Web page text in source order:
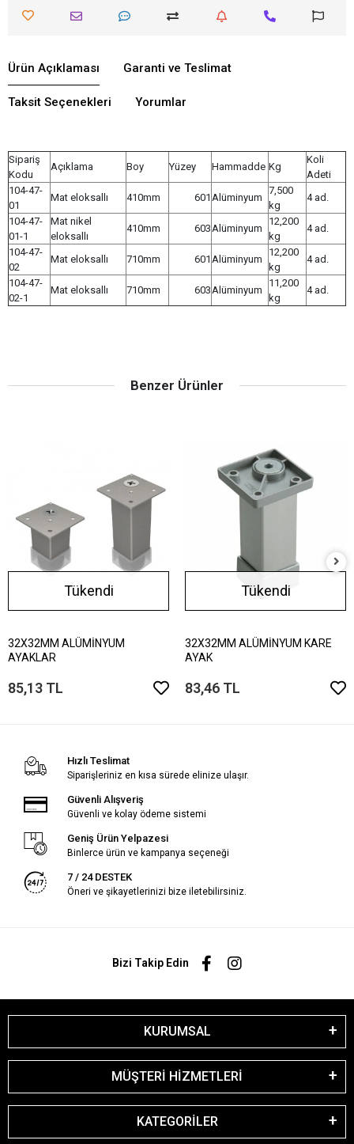
Ürün Açıklaması Garanti ve Teslimat
Taksit Seçenekleri Yorumlar
Sipariş
Kodu
Açıklama Boy Yüzey Hammadde Kg
Koli
Adeti
104-47-
01
Mat eloksallı 410mm 601 Alüminyum
7,500
kg
4 ad.
104-47-
01-1
Mat nikel
eloksallı
410mm 603 Alüminyum
12,200
kg
4 ad.
104-47-
02
Mat eloksallı 710mm 601 Alüminyum
12,200
kg
4 ad.
104-47-
02-1
Mat eloksallı 710mm 603 Alüminyum
11,200
kg
4 ad.
Benzer Ürünler
Tükendi
32X32MM ALÜMİNYUM
AYAKLAR
85,13 TL
Tükendi
32X32MM ALÜMİNYUM KARE
AYAK
83,46 TL
Hızlı Teslimat
Siparişleriniz en kısa sürede elinize ulaşır.
Güvenli Alışveriş
Güvenli ve kolay ödeme sistemi
Geniş Ürün Yelpazesi
Binlerce ürün ve kampanya seçeneği
7 / 24 DESTEK
Öneri ve şikayetlerinizi bize iletebilirsiniz.
Bizi Takip Edin
KURUMSAL
MÜŞTERİ HİZMETLERİ
KATEGORİLER